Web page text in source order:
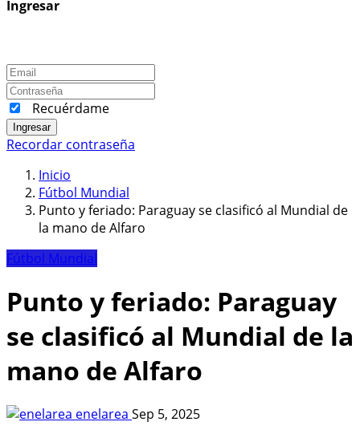
Ingresar
Recuérdame
Ingresar
Recordar contraseña
Inicio
Fútbol Mundial
Punto y feriado: Paraguay se clasificó al Mundial de
la mano de Alfaro
Fútbol Mundial
Punto y feriado: Paraguay
se clasificó al Mundial de la
mano de Alfaro
enelarea Sep 5, 2025